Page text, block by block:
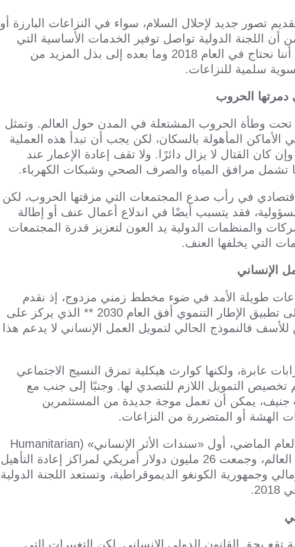
تصور جديد لإحلال السلام، سواء في النزاعات البارزة أو
أن اللجنة الدولية تواصل توفير الخدمات الأساسية التي
يحتاج السكان إليها للبقاء، إلا أننا نحتاج في العام 2018 وما بعده إلى بذل المزيد من
سلمية للنزاعات.
دمرتها الحروب
وطأة الحروب المشتعلة في المدن حول العالم. وتمثل
الأماكن المأهولة بالسكان، لكن يجب أن تبدأ هذه العملية
القتال لا يزال دائرًا. ولا تقف إعادة الإعمار عند
تشمل مرافق المياه والصرف الصحي وشبكات الكهرباء.
في رأب صدع المجتمعات التي مزقتها الحروب، لكن
فقد يتسبب أيضًا في اندلاع أعمال عنف أو إطالة
والمنظمات الدولية يد العون لتعزيز قدرة المجتمعات
التي يخلفها العنف.
الإنساني
طويلة الأمد في ضوء مخطط زمني مزدوج، إذ نقدم
الإغاثة الطارئة، فيما نتطلع إلى تطبيق الإطار التنموي أفق العام 2030 ** الذي يركز على
للأسف فالنموذج الحالي لتمويل العمل الإنساني لا يدعم هذا
عابرة، ولكنها كوارث هيكلية تمزق النسيج الاجتماعي
تخصيص التمويل اللازم للتصدي لها. وجنبًا إلى جنب مع
جنيف، يمكن أن تعمل موجة جديدة من المستثمرين
الهشة أو المتضررة من النزاعات.
وقد طرحت اللجنة الدولية، العام الماضي، أول «سندات الأثر الإنساني» (Humanitarian
Impact Bond) على مستوى العالم، وجمعت 26 مليون دولار أمريكي لمراكز إعادة التأهيل
وجمهورية الكونغو الديموقراطية، وتستعد اللجنة الدولية
تقع بحق القانون الدولي الإنساني. لكن التغييرات التي